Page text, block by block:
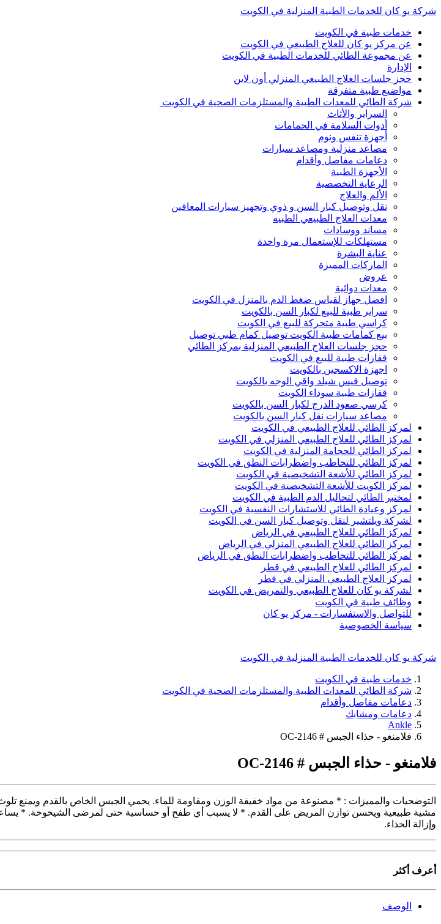
شركة يو كان للخدمات الطبية المنزلية في الكويت
خدمات طبية في الكويت
عن مركز يو كان للعلاج الطبيعي في الكويت
عن مجموعة الطائي للخدمات الطبية في الكويت
الإدارة
حجز جلسات العلاج الطبيعي المنزلي أون لاين
مواضيع طبية متفرقة
شركة الطائي للمعدات الطبية والمستلزمات الصحية في الكويت
السراير والأثاث
أدوات السلامة في الحمامات
أجهزة تنفس ونوم
مصاعد منزلية ومصاعد سيارات
دعامات مفاصل وأقدام
الأجهزة الطبية
الرعاية التخصصية
الألم والعلاج
نقل وتوصيل كبار السن و ذوي وتجهيز سيارات المعاقين
معدات العلاج الطبيعي الطبيه
مساند ووسادات
مستهلكات للإستعمال مرة واحدة
عناية البشرة
الماركات المميزة
عروض
معدات دوائية
افضل جهاز لقياس ضغط الدم بالمنزل في الكويت
سراير طبية للبيع لكبار السن بالكويت
كراسي طبية متحركة للبيع في الكويت
بيع كمامات طبية الكويت توصيل كمام طبي توصيل
حجز جلسات العلاج الطبيعي المنزلية بمركز الطائي
قفازات طبية للبيع في الكويت
اجهزة الاكسجين بالكويت
توصيل فيس شيلد واقي الوجه بالكويت
قفازات طبية سوداء الكويت
كرسي صعود الدرج لكبار السن بالكويت
مصاعد سيارات نقل كبار السن بالكويت
لمركز الطائي للعلاج الطبيعي في الكويت
لمركز الطائي للعلاج الطبيعي المنزلي في الكويت
لمركز الطائي للحجامة المنزلية في الكويت
لمركز الطائي للتخاطب واضطرابات النطق في الكويت
لمركز الطائي للأشعة التشخيصية في الكويت
لمركز الكويت للأشعة التشخيصية في الكويت
لمختبر الطائي لتحاليل الدم الطبية في الكويت
لمركز وعيادة الطائي للاستشارات النفسية في الكويت
لشركة ويلتشير لنقل وتوصيل كبار السن في الكويت
لمركز الطائي للعلاج الطبيعي في الرياض
لمركز الطائي للعلاج الطبيعي المنزلي في الرياض
لمركز الطائي للتخاطب واضطرابات النطق في الرياض
لمركز الطائي للعلاج الطبيعي في قطر
لمركز العلاج الطبيعي المنزلي في قطر
لشركة يو كان للعلاج الطبيعي والتمريض في الكويت
وظائف طبية في الكويت
للتواصل والاستفسارات - مركز يو كان
سياسة الخصوصية
شركة يو كان للخدمات الطبية المنزلية في الكويت
خدمات طبية في الكويت
شركة الطائي للمعدات الطبية والمستلزمات الصحية في الكويت
دعامات مفاصل وأقدام
دعامات ومشابك
Ankle
فلامنغو - حذاء الجبس # OC-2146
فلامنغو - حذاء الجبس # OC-2146
التوضحيات والمميزات : * مصنوعة من مواد خفيفة الوزن ومقاومة للماء. يحمي الجبس الخاص بالقدم ويمنع تلوث
مشية طبيعية ويحسن توازن المريض على القدم. * لا يسبب أي طفح أو حساسية حتى لمرضى الشيخوخة. *
وإزالة الحذاء.
أعرف أكثر
الوصف